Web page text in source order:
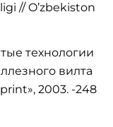
// O’zbekiston
технологии
вилта
2003. -248